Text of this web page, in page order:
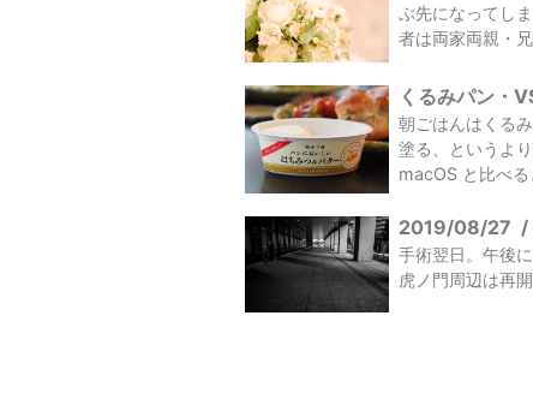
ぶ先になってし
者は両家両親・
くるみパン・
朝ごはんはくる
塗る、というよ
macOS と比べ
2019/08/27 /
手術翌日。午後
虎ノ門周辺は再